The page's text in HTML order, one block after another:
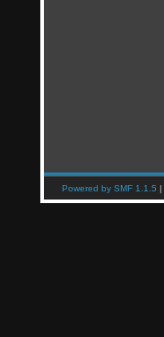
Powered by SMF 1.1.5 |